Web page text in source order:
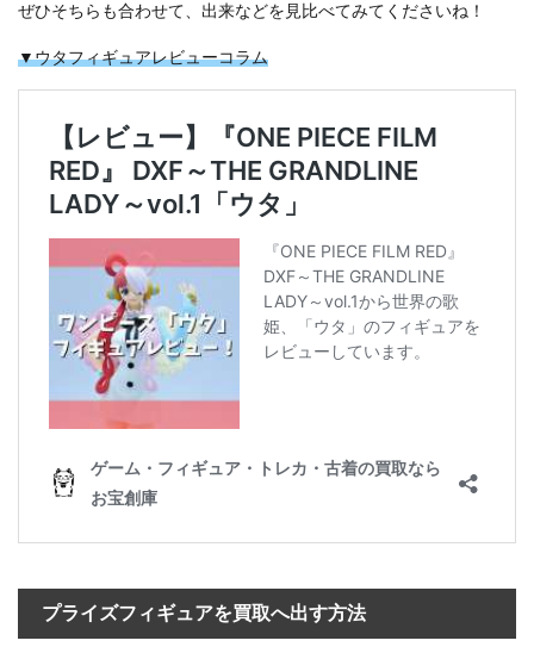
ぜひそちらも合わせて、出来などを見比べてみてくださいね！
▼ウタフィギュアレビューコラム
プライズフィギュアを買取へ出す方法